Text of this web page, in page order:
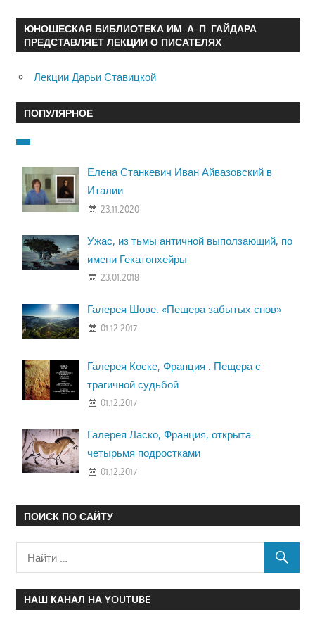
ЮНОШЕСКАЯ БИБЛИОТЕКА ИМ. А. П. ГАЙДАРА
ПРЕДСТАВЛЯЕТ ЛЕКЦИИ О ПИСАТЕЛЯХ
Лекции Дарьи Ставицкой
ПОПУЛЯРНОЕ
Елена Станкевич Иван Айвазовский в
Италии
23.11.2020
Ужас, из тьмы античной выползающий, по
имени Гекатонхейры
23.01.2018
Галерея Шове. «Пещера забытых снов»
01.12.2017
Галерея Коске, Франция : Пещера с
трагичной судьбой
01.12.2017
Галерея Ласко, Франция, открыта
четырьмя подростками
01.12.2017
ПОИСК ПО САЙТУ
НАШ КАНАЛ НА YOUTUBE